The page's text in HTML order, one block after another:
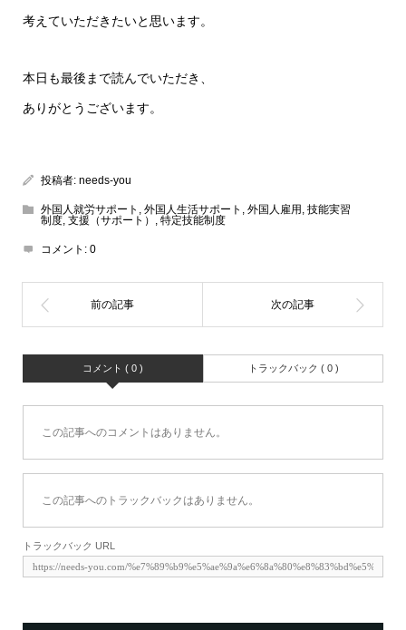
考えていただきたいと思います。
本日も最後まで読んでいただき、
ありがとうございます。
投稿者: needs-you
外国人就労サポート , 外国人生活サポート , 外国人雇用 , 技能実習
制度, 支援（サポート） , 特定技能制度
コメント: 0
コメント ( 0 ) トラックバック ( 0 )
この記事へのコメントはありません。
この記事へのトラックバックはありません。
トラックバック URL